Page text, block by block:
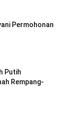
Permohonan
Putih
Rempang-